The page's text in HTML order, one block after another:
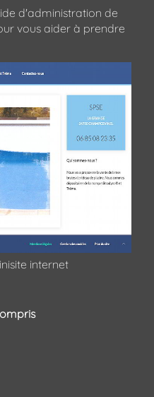
d'administration de
vous aider à prendre
internet